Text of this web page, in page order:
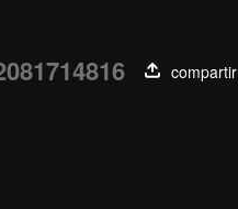
compartir